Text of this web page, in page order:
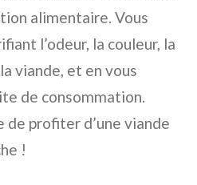
alimentaire. Vous
l’odeur, la couleur, la
viande, et en vous
de consommation.
de profiter d’une viande
!